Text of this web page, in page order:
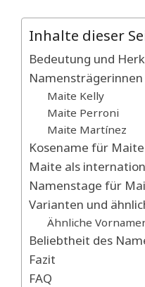
Inhalte dieser
Bedeutung und
Maite Kelly
Maite Perroni
Maite Martínez
Kosename für Maite
Maite als
Namenstage für
Varianten und
Ähnliche
Beliebtheit des
Fazit
FAQ